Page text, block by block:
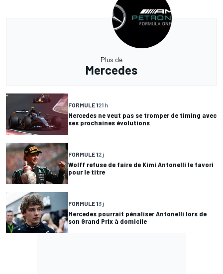
Plus de
Mercedes
FORMULE 121 h
Mercedes ne veut pas se tromper de timing avec
ses prochaines évolutions
FORMULE 12 j
Wolff refuse de faire de Kimi Antonelli le favori
pour le titre
FORMULE 13 j
Mercedes pourrait pénaliser Antonelli lors de
son Grand Prix à domicile